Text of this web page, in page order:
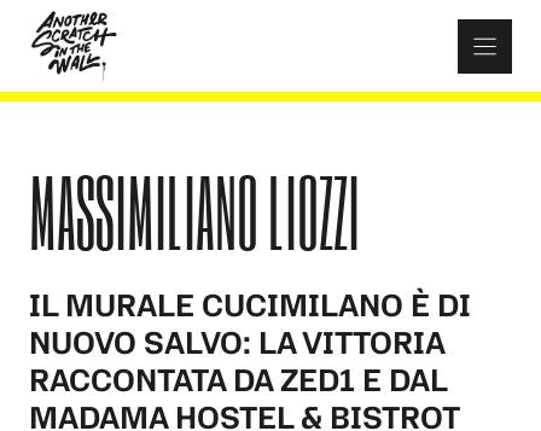
content
MASSIMILIANO LIOZZI
IL MURALE CUCIMILANO È DI
NUOVO SALVO: LA VITTORIA
RACCONTATA DA ZED1 E DAL
MADAMA HOSTEL & BISTROT